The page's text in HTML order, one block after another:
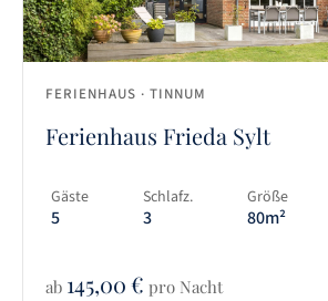
FERIENHAUS · TINNUM
Ferienhaus Frieda Sylt
Gäste
5
Schlafz.
3
Größe
80m²
ab 145,00€ pro Nacht